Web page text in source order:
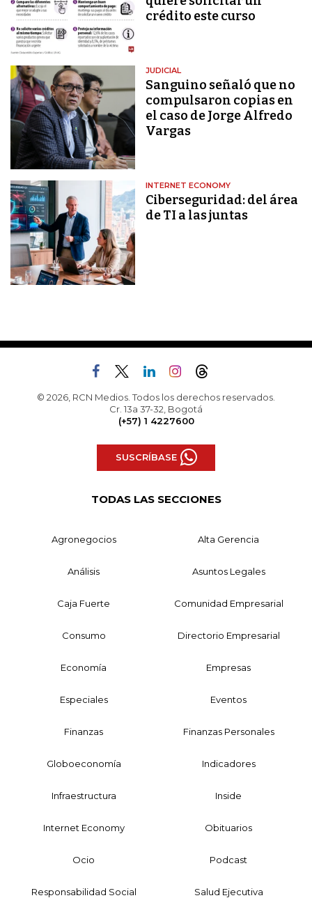
crédito este curso
JUDICIAL
Sanguino señaló que no
compulsaron copias en
el caso de Jorge Alfredo
Vargas
INTERNET ECONOMY
Ciberseguridad: del área
de TI a las juntas
© 2026, RCN Medios. Todos los derechos reservados.
Cr. 13a 37-32, Bogotá
(+57) 1 4227600
SUSCRÍBASE
TODAS LAS SECCIONES
Agronegocios Alta Gerencia
Análisis Asuntos Legales
Caja Fuerte Comunidad Empresarial
Consumo Directorio Empresarial
Economía Empresas
Especiales Eventos
Finanzas Finanzas Personales
Globoeconomía Indicadores
Infraestructura Inside
Internet Economy Obituarios
Ocio Podcast
Responsabilidad Social Salud Ejecutiva